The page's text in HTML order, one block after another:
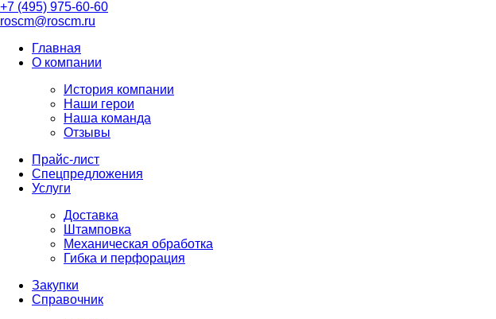
+7 (495) 975-60-60
roscm@roscm.ru
Главная
О компании
История компании
Наши герои
Наша команда
Отзывы
Прайс-лист
Спецпредложения
Услуги
Доставка
Штамповка
Механическая обработка
Гибка и перфорация
Закупки
Справочник